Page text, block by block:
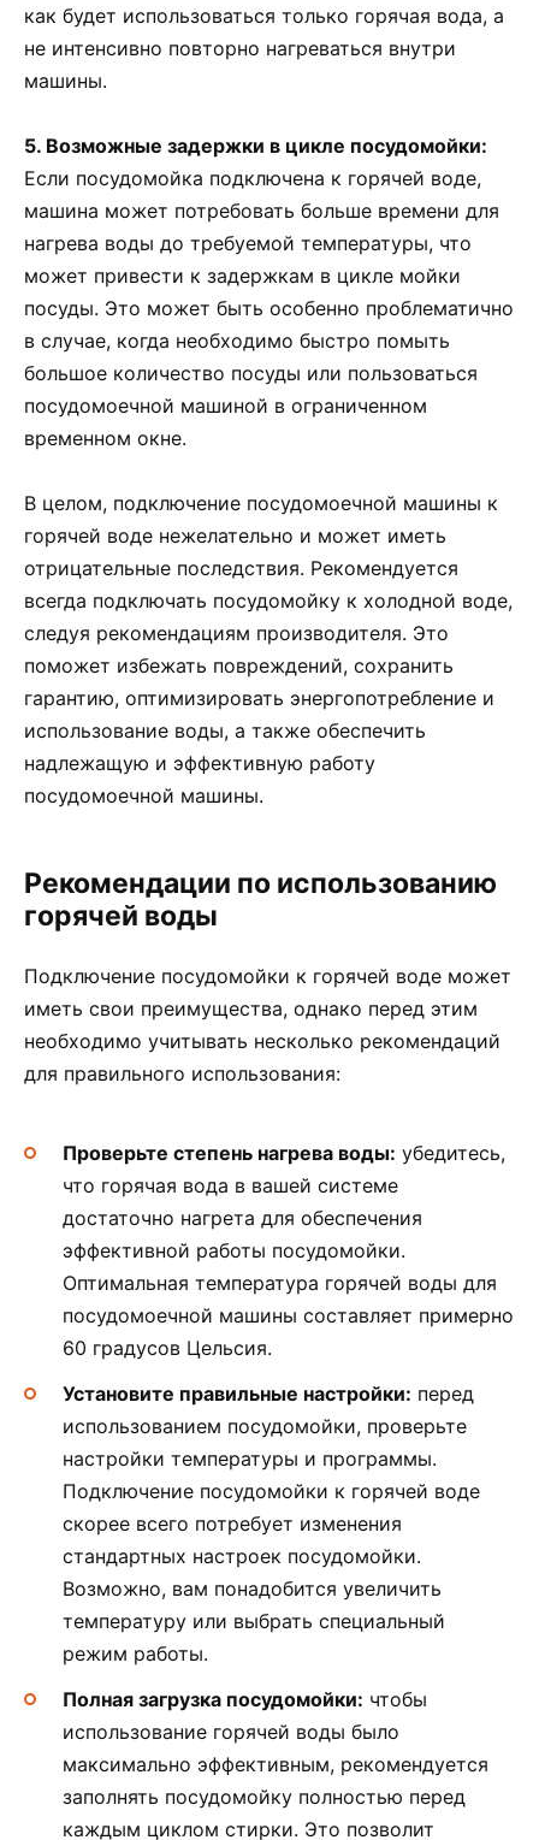
как будет использоваться только горячая вода, а
не интенсивно повторно нагреваться внутри
машины.
5. Возможные задержки в цикле посудомойки:
Если посудомойка подключена к горячей воде,
машина может потребовать больше времени для
нагрева воды до требуемой температуры, что
может привести к задержкам в цикле мойки
посуды. Это может быть особенно проблематично
в случае, когда необходимо быстро помыть
большое количество посуды или пользоваться
посудомоечной машиной в ограниченном
временном окне.
В целом, подключение посудомоечной машины к
горячей воде нежелательно и может иметь
отрицательные последствия. Рекомендуется
всегда подключать посудомойку к холодной воде,
следуя рекомендациям производителя. Это
поможет избежать повреждений, сохранить
гарантию, оптимизировать энергопотребление и
использование воды, а также обеспечить
надлежащую и эффективную работу
посудомоечной машины.
Рекомендации по использованию
горячей воды
Подключение посудомойки к горячей воде может
иметь свои преимущества, однако перед этим
необходимо учитывать несколько рекомендаций
для правильного использования:
Проверьте степень нагрева воды: убедитесь,
что горячая вода в вашей системе
достаточно нагрета для обеспечения
эффективной работы посудомойки.
Оптимальная температура горячей воды для
посудомоечной машины составляет примерно
60 градусов Цельсия.
Установите правильные настройки: перед
использованием посудомойки, проверьте
настройки температуры и программы.
Подключение посудомойки к горячей воде
скорее всего потребует изменения
стандартных настроек посудомойки.
Возможно, вам понадобится увеличить
температуру или выбрать специальный
режим работы.
Полная загрузка посудомойки: чтобы
использование горячей воды было
максимально эффективным, рекомендуется
заполнять посудомойку полностью перед
каждым циклом стирки. Это позволит